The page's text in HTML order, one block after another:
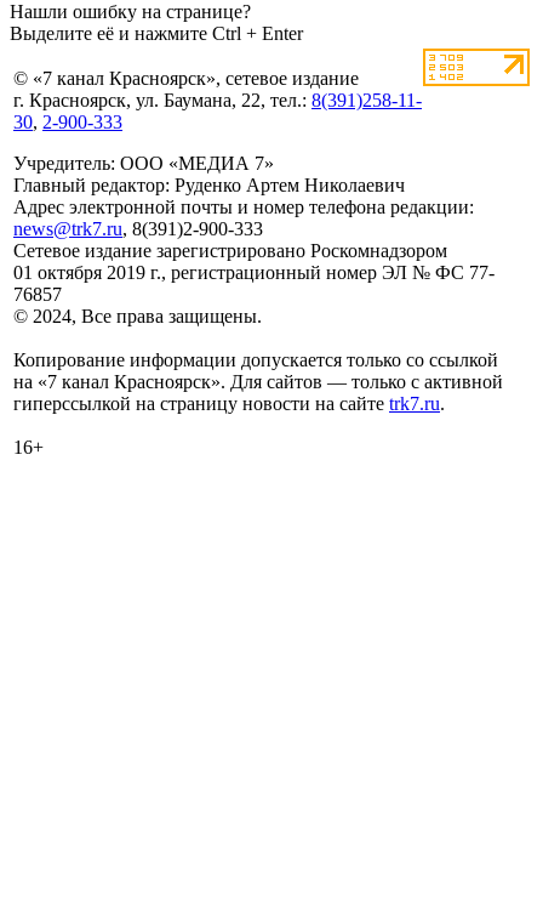
Нашли ошибку на странице?
Выделите её и нажмите Ctrl + Enter
© «7 канал Красноярск», сетевое издание
г. Красноярск, ул. Баумана, 22, тел.: 8(391)258-11-
30, 2-900-333
Учредитель: ООО «МЕДИА 7»
Главный редактор: Руденко Артем Николаевич
Адрес электронной почты и номер телефона редакции:
news@trk7.ru, 8(391)2-900-333
Сетевое издание зарегистрировано Роскомнадзором
01 октября 2019 г., регистрационный номер ЭЛ № ФС 77-
76857
© 2024, Все права защищены.
Копирование информации допускается только со ссылкой
на «7 канал Красноярск». Для сайтов — только с активной
гиперссылкой на страницу новости на сайте trk7.ru.
16+